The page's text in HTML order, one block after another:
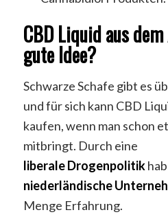
CBD Liquid aus
gute Idee?
Schwarze Schafe gibt es
und für sich kann CBD
kaufen, wenn man schon
mitbringt. Durch eine
liberale Drogenpolitik
niederländische
Menge Erfahrung.